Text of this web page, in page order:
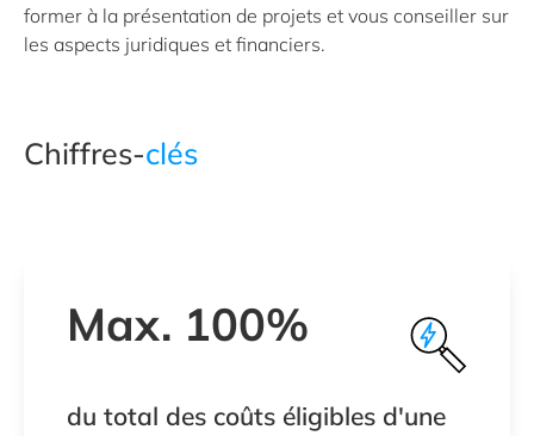
former à la présentation de projets et vous conseiller sur
les aspects juridiques et financiers.
Chiffres-clés
Max. 100%
du total des coûts éligibles d'une